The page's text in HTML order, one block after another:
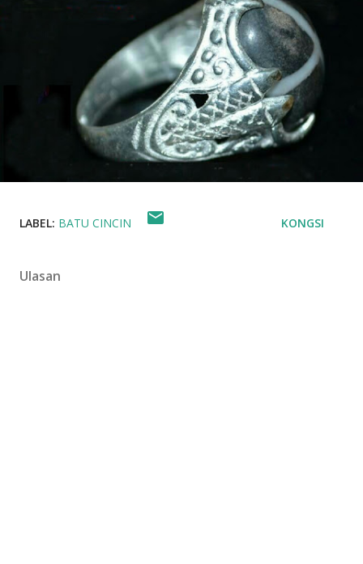
LABEL: BATU CINCIN KONGSI
Ulasan